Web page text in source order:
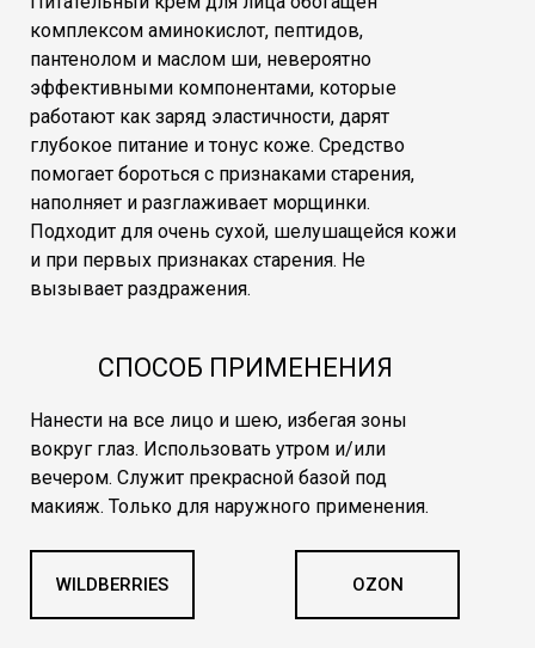
OZON
WILDBERRIES
СПОСОБ ПРИМЕНЕНИЯ
Нанести на все лицо и шею, избегая зоны
вокруг глаз. Использовать утром и/или
вечером. Служит прекрасной базой под
макияж. Только для наружного применения.
комплексом аминокислот, пептидов,
пантенолом и маслом ши, невероятно
эффективными компонентами, которые
работают как заряд эластичности, дарят
глубокое питание и тонус коже. Средство
помогает бороться с признаками старения,
наполняет и разглаживает морщинки.
Подходит для очень сухой, шелушащейся кожи
и при первых признаках старения. Не
вызывает раздражения.